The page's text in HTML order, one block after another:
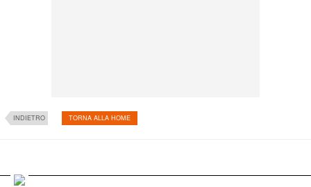
INDIETRO TORNA ALLA HOME